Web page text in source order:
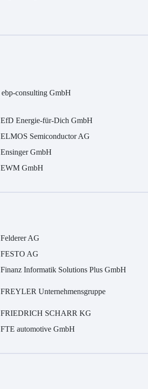
ebp-consulting GmbH
EfD Energie-für-Dich GmbH
ELMOS Semiconductor AG
Ensinger GmbH
EWM GmbH
Felderer AG
FESTO AG
Finanz Informatik Solutions Plus GmbH
FREYLER Unternehmensgruppe
FRIEDRICH SCHARR KG
FTE automotive GmbH